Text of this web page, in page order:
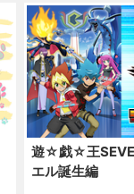
遊☆戯☆王
エル誕生編